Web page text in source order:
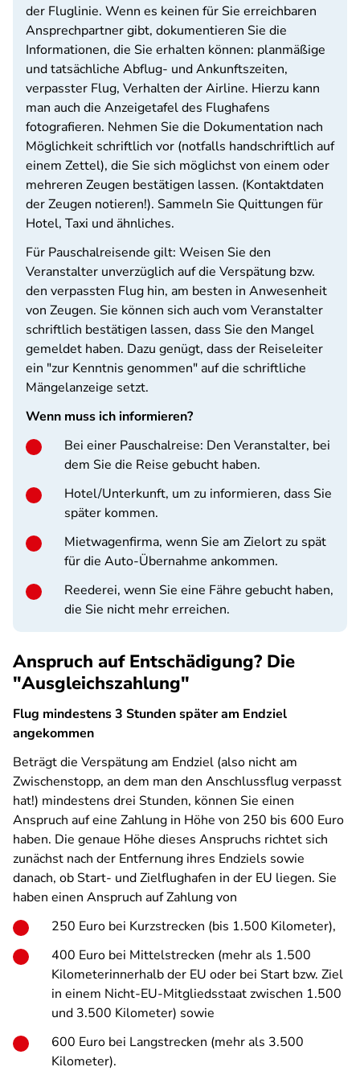
der Fluglinie. Wenn es keinen für Sie erreichbaren
Ansprechpartner gibt, dokumentieren Sie die
Informationen, die Sie erhalten können: planmäßige
und tatsächliche Abflug- und Ankunftszeiten,
verpasster Flug, Verhalten der Airline. Hierzu kann
man auch die Anzeigetafel des Flughafens
fotografieren. Nehmen Sie die Dokumentation nach
Möglichkeit schriftlich vor (notfalls handschriftlich auf
einem Zettel), die Sie sich möglichst von einem oder
mehreren Zeugen bestätigen lassen. (Kontaktdaten
der Zeugen notieren!). Sammeln Sie Quittungen für
Hotel, Taxi und ähnliches.
Für Pauschalreisende gilt: Weisen Sie den
Veranstalter unverzüglich auf die Verspätung bzw.
den verpassten Flug hin, am besten in Anwesenheit
von Zeugen. Sie können sich auch vom Veranstalter
schriftlich bestätigen lassen, dass Sie den Mangel
gemeldet haben. Dazu genügt, dass der Reiseleiter
ein "zur Kenntnis genommen" auf die schriftliche
Mängelanzeige setzt.
Wenn muss ich informieren?
Bei einer Pauschalreise: Den Veranstalter, bei
dem Sie die Reise gebucht haben.
Hotel/Unterkunft, um zu informieren, dass Sie
später kommen.
Mietwagenfirma, wenn Sie am Zielort zu spät
für die Auto-Übernahme ankommen.
Reederei, wenn Sie eine Fähre gebucht haben,
die Sie nicht mehr erreichen.
Anspruch auf Entschädigung? Die
"Ausgleichszahlung"
Flug mindestens 3 Stunden später am Endziel
angekommen
Beträgt die Verspätung am Endziel (also nicht am
Zwischenstopp, an dem man den Anschlussflug verpasst
hat!) mindestens drei Stunden, können Sie einen
Anspruch auf eine Zahlung in Höhe von 250 bis 600 Euro
haben. Die genaue Höhe dieses Anspruchs richtet sich
zunächst nach der Entfernung ihres Endziels sowie
danach, ob Start- und Zielflughafen in der EU liegen. Sie
haben einen Anspruch auf Zahlung von
250 Euro bei Kurzstrecken (bis 1.500 Kilometer),
400 Euro bei Mittelstrecken (mehr als 1.500
Kilometerinnerhalb der EU oder bei Start bzw. Ziel
in einem Nicht-EU-Mitgliedsstaat zwischen 1.500
und 3.500 Kilometer) sowie
600 Euro bei Langstrecken (mehr als 3.500
Kilometer).